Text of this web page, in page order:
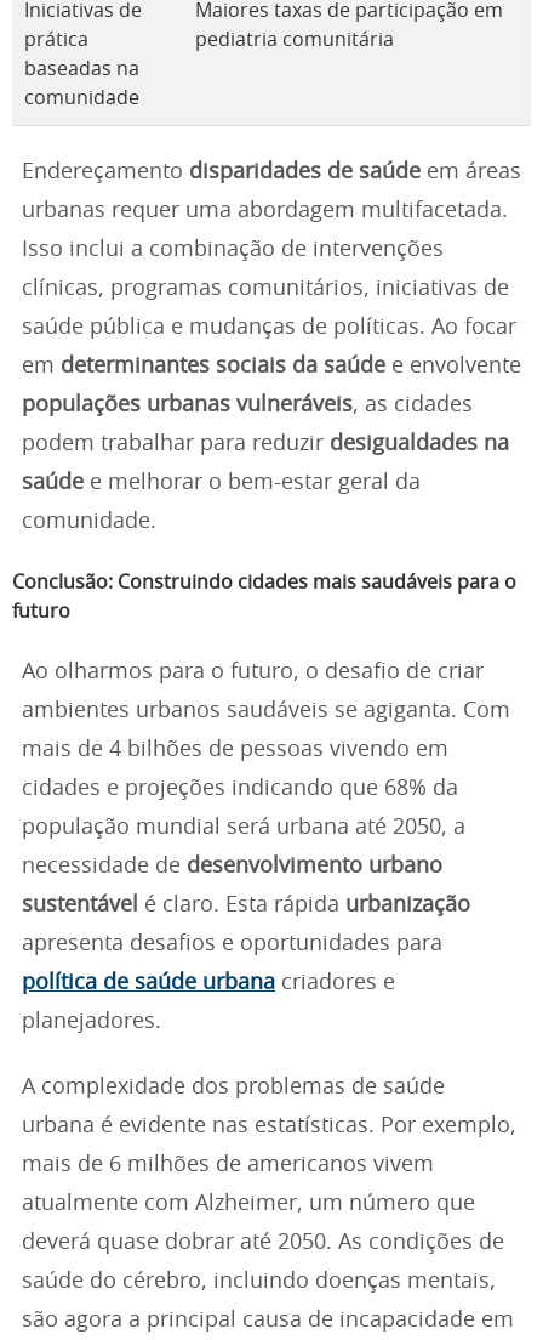
Iniciativas de
prática
baseadas na
comunidade
Maiores taxas de participação em
pediatria comunitária
Endereçamento disparidades de saúde em áreas
urbanas requer uma abordagem multifacetada.
Isso inclui a combinação de intervenções
clínicas, programas comunitários, iniciativas de
saúde pública e mudanças de políticas. Ao focar
em determinantes sociais da saúde e envolvente
populações urbanas vulneráveis, as cidades
podem trabalhar para reduzir desigualdades na
saúde e melhorar o bem-estar geral da
comunidade.
Conclusão: Construindo cidades mais saudáveis para o
futuro
Ao olharmos para o futuro, o desafio de criar
ambientes urbanos saudáveis se agiganta. Com
mais de 4 bilhões de pessoas vivendo em
cidades e projeções indicando que 68% da
população mundial será urbana até 2050, a
necessidade de desenvolvimento urbano
sustentável
é claro. Esta rápida urbanização
apresenta desafios e oportunidades para
política de saúde urbana criadores e
planejadores.
A complexidade dos problemas de saúde
urbana é evidente nas estatísticas. Por exemplo,
mais de 6 milhões de americanos vivem
atualmente com Alzheimer, um número que
deverá quase dobrar até 2050. As condições de
saúde do cérebro, incluindo doenças mentais,
são agora a principal causa de incapacidade em